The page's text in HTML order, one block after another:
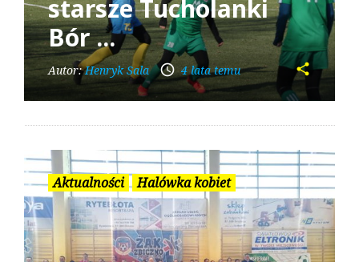
starsze Tucholanki
Bór ...
Autor:Henryk Sala access_time 4 lata temu share
Aktualności Halówka kobiet